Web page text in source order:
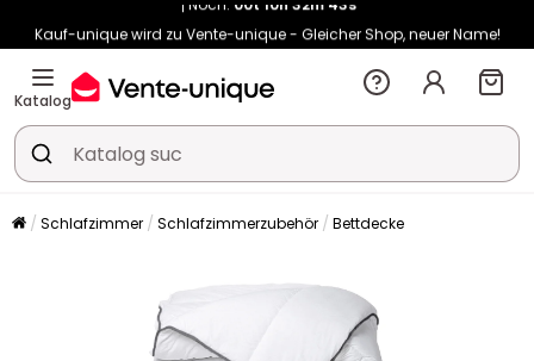
Kauf-unique wird zu Vente-unique - Gleicher Shop, neuer Name!
-10% ab €450 mitENJOY10auf Vente-unique-Produkte
Noch:
Katalog
Schlafzimmer Schlafzimmerzubehör Bettdecke